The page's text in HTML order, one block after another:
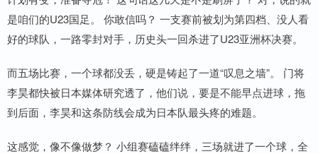
是咱们的U23国足。 你敢信吗？ 一支赛前被划为第四档、没人看
好的球队，一路零封对手，历史头一回杀进了U23亚洲杯决赛。
而五场比赛，一个球都没丢，硬是铸起了一道“叹息之墙”。 门将
李昊都快被日本媒体研究透了，他们说，要是不能早点进球，拖
到后面，李昊和这条防线会成为日本队最头疼的难题。
这感觉，像不像做梦？ 小组赛磕磕绊绊，三场就进了一个球，全